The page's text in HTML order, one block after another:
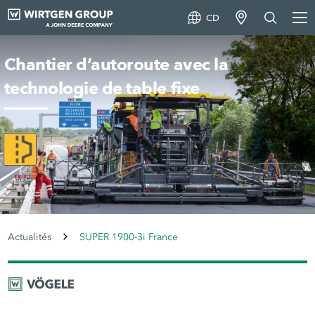
CD
Chantier d’autoroute avec la
technologie de table fixe
Actualités SUPER 1900-3i France